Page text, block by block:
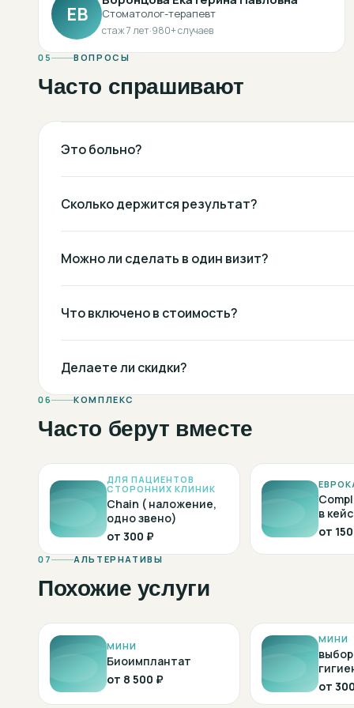
ЕВ Стоматолог-терапевт
стаж7лет·980+ случаев
05 ВОПРОСЫ
Часто спрашивают
Это больно?
Сколько держится результат?
Можно ли сделать в один визит?
Что включено в стоимость?
Делаете ли скидки?
06 КОМПЛЕКС
Часто берут вместе
ДЛЯ ПАЦИЕНТОВ
СТОРОННИХ КЛИНИК
Chain ( наложение,
одно звено)
от 300 ₽
в
от
07 АЛЬТЕРНАТИВЫ
Похожие услуги
МИНИ
Биоимплантат
от 8 500 ₽
МИНИ
от